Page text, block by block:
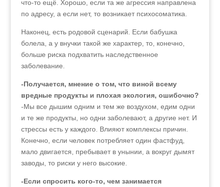
что-то ещё. Хорошо, если та же агрессия направлена
по адресу, а если нет, то возникает психосоматика.
Наконец, есть родовой сценарий. Если бабушка
болела, а у внучки такой же характер, то, конечно,
больше риска подхватить наследственное
заболевание.
-Получается, мнение о том, что виной всему
вредные продукты и плохая экология, ошибочно?
-Мы все дышим одним и тем же воздухом, едим одни
и те же продукты, но одни заболевают, а другие нет. И
стрессы есть у каждого. Влияют комплексы причин.
Конечно, если человек потребляет один фастфуд,
мало двигается, пребывает в унынии, а вокруг дымят
заводы, то риски у него высокие.
-Если спросить кого-то, чем занимается